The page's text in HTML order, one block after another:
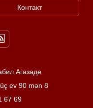
Контакт
Агазаде
ev 90 mən 8
67 69